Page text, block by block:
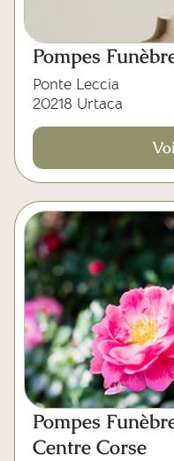
Pompes
Ponte Leccia
20218 Urtaca
Pompes
Centre Corse